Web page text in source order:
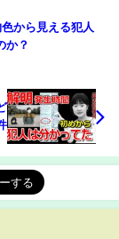
から見える犯人
か？